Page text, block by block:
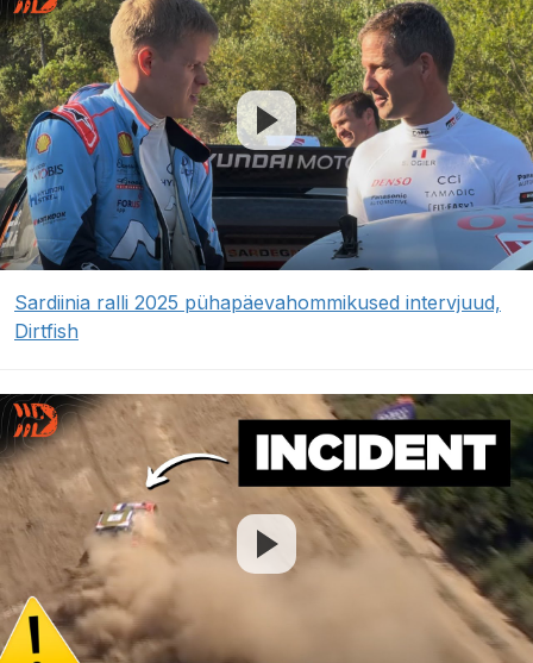
Sardiinia ralli 2025 pühapäevahommikused intervjuud,
Dirtfish